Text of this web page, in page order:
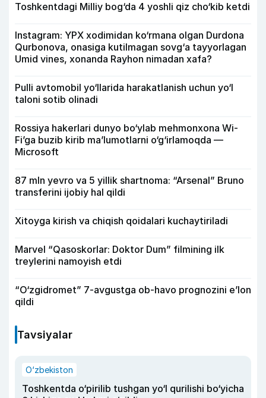
Toshkentdagi Milliy bog‘da 4 yoshli qiz cho‘kib ketdi
Instagram: YPX xodimidan ko‘rmana olgan Durdona
Qurbonova, onasiga kutilmagan sovg‘a tayyorlagan
Umid vines, xonanda Rayhon nimadan xafa?
Pulli avtomobil yo‘llarida harakatlanish uchun yo‘l
taloni sotib olinadi
Rossiya hakerlari dunyo bo‘ylab mehmonxona Wi-
Fi’ga buzib kirib ma’lumotlarni o‘g‘irlamoqda —
Microsoft
87 mln yevro va 5 yillik shartnoma: “Arsenal” Bruno
transferini ijobiy hal qildi
Xitoyga kirish va chiqish qoidalari kuchaytiriladi
Marvel “Qasoskorlar: Doktor Dum” filmining ilk
treylerini namoyish etdi
“O‘zgidromet” 7-avgustga ob-havo prognozini e’lon
qildi
Tavsiyalar
O‘zbekiston
Toshkentda o‘pirilib tushgan yo‘l qurilishi bo‘yicha